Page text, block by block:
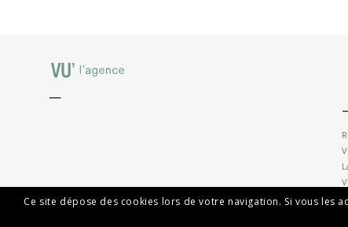
—
Ce site dépose des cookies lors de votre navigation. Si vous les